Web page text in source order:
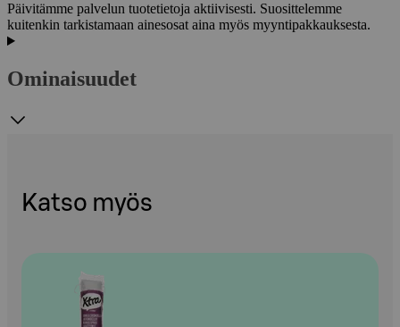
Päivitämme palvelun tuotetietoja aktiivisesti. Suosittelemme
kuitenkin tarkistamaan ainesosat aina myös myyntipakkauksesta.
Ominaisuudet
Katso myös